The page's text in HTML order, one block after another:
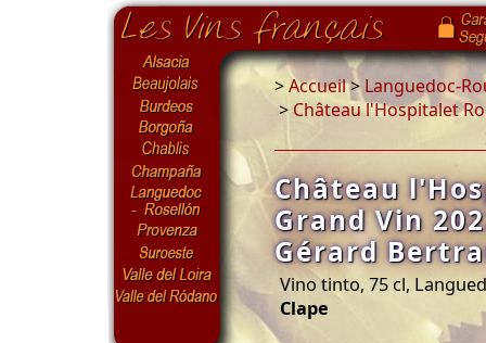
>Accueil>Languedoc-
> Château l'Hospitalet
Château
Grand Vin
Gérard
Vino tinto, 75 cl,
Clape